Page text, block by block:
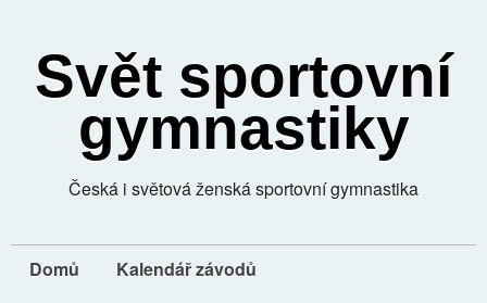
Svět sportovní
gymnastiky
Česká i světová ženská sportovní gymnastika
Domů
Kalendář závodů